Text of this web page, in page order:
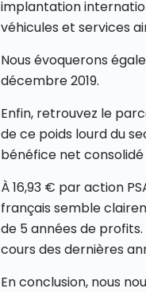
implantation
véhicules et services
Nous évoquerons
décembre 2019.
Enfin, retrouvez le
de ce poids lourd du
bénéfice net consolidé
À 16,93 € par action
français semble
de 5 années de
cours des dernières
En conclusion, nous